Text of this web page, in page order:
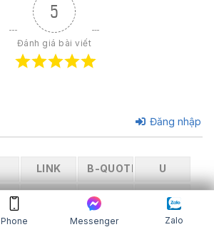
5
Đánh giá bài viết
Đăng nhập
Phone Messenger Zalo